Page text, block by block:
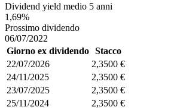
Dividend yield medio 5 anni
1,69%
Prossimo dividendo
06/07/2022
Giorno ex dividendo Stacco
22/07/2026
2,3500 €
24/11/2025
2,3500 €
23/07/2025
2,3500 €
25/11/2024
2,3500 €